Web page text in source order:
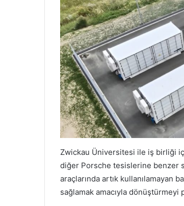
Zwickau Üniversitesi ile iş birliği
diğer Porsche tesislerine benzer
araçlarında artık kullanılamayan
sağlamak amacıyla dönüştürmeyi